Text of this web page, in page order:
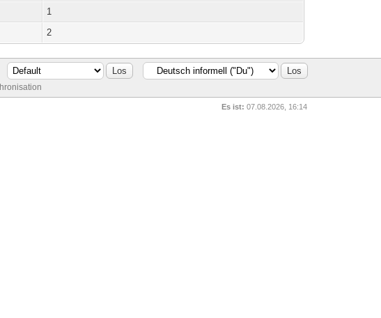
1
2
Es ist: 07.08.2026, 16:14